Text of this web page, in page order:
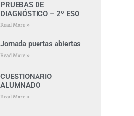
PRUEBAS DE
DIAGNÓSTICO – 2º ESO
Read More »
Jornada puertas abiertas
Read More »
CUESTIONARIO
ALUMNADO
Read More »